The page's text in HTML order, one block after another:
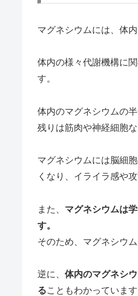
マグネシウムには、体
体内の様々代謝機構に
す。
体内のマグネシウムの
残りは筋肉や神経細胞
マグネシウムには脳細
くなり、イライラ感や
また、 マグネシウムは
す。
そのため、マグネシウ
逆に、 体内のマグネシ
ることもわかっています